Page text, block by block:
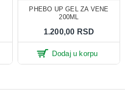
PHEBO UP GEL ZA VENE
200ML
1.200,00 RSD
Dodaj u korpu